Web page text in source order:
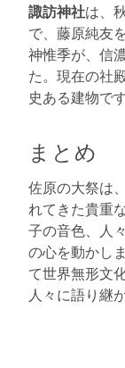
諏訪神社は、
で、藤原純友
神惟季が、信
た。現在の社
史ある建物です
まとめ
佐原の大祭は
れてきた貴重
子の音色、人
の心を動かし
て世界無形文
人々に語り継